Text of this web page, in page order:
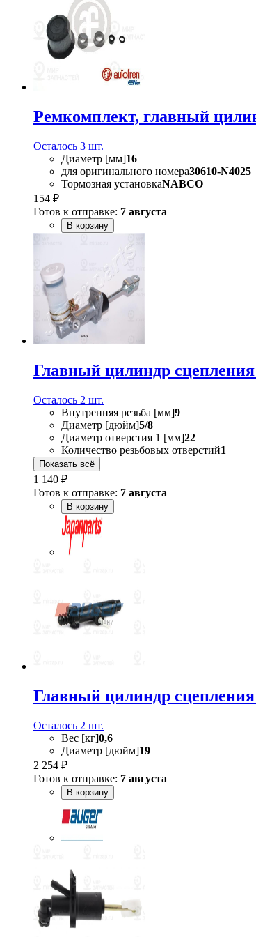
Ремкомплект, главный
Осталось 3 шт.
Диаметр [мм]16
для оригинального номера30610-N4025
Тормозная установкаNABCO
154 ₽
Готов к отправке: 7 августа
В корзину
Главный цилиндр
Осталось 2 шт.
Внутренняя резьба [мм]9
Диаметр [дюйм]5/8
Диаметр отверстия 1 [мм]22
Количество резьбовых отверстий1
Показать всё
1 140 ₽
Готов к отправке: 7 августа
В корзину
Главный цилиндр
Осталось 2 шт.
Вес [кг]0,6
Диаметр [дюйм]19
2 254 ₽
Готов к отправке: 7 августа
В корзину